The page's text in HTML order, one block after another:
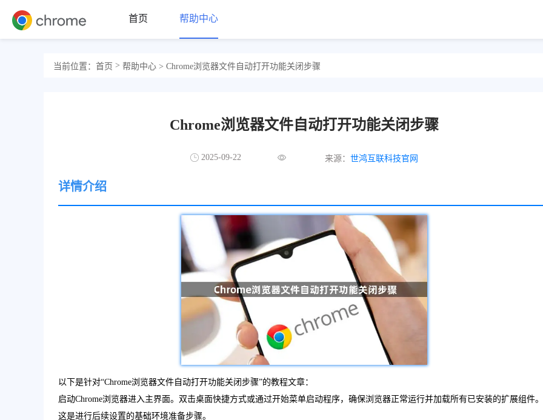
首页 帮助中心
当前位置： 首页 > 帮助中心 > Chrome浏览器文件自动打开功能关闭步骤
Chrome浏览器文件自动打开功能关闭步骤
2025-09-22 来源： 世鸿互联科技官网
详情介绍
以下是针对“Chrome浏览器文件自动打开功能关闭步骤”的教程文章：
启动Chrome浏览器进入主界面。双击桌面快捷方式或通过开始菜单启动程序，确保浏览器正常运行并加载所有已安装的扩展组件。
这是进行后续设置的基础环境准备步骤。